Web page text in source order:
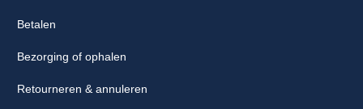
Betalen
Bezorging of ophalen
Retourneren & annuleren